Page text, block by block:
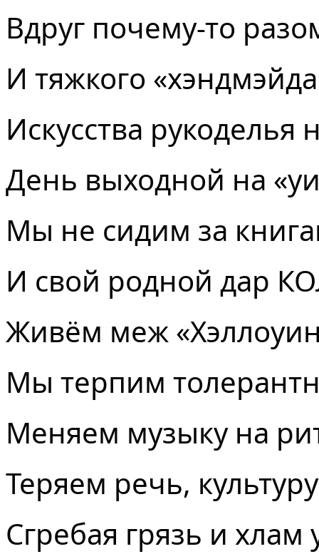
Вдруг почему-то
И тяжкого
Искусства рукоделья
День выходной на
Мы не сидим за
И свой родной дар
Живём меж
Мы терпим
Меняем музыку на
Теряем речь,
Сгребая грязь и хлам